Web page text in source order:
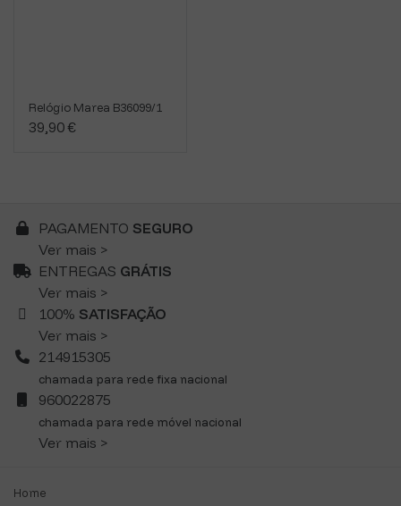
Relógio Marea B36099/1
39,90 €
PAGAMENTO SEGURO
Ver mais >
ENTREGAS GRÁTIS
Ver mais >
100% SATISFAÇÃO
Ver mais >
214915305
chamada para rede fixa nacional
960022875
chamada para rede móvel nacional
Ver mais >
Home